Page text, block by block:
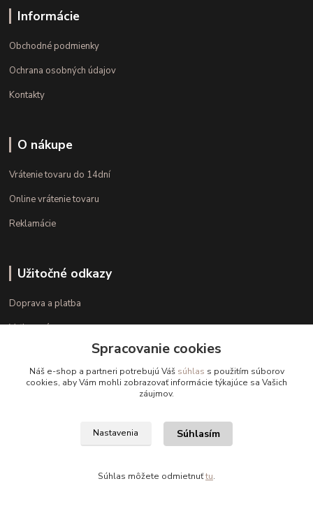
Informácie
Obchodné podmienky
Ochrana osobných údajov
Kontakty
O nákupe
Vrátenie tovaru do 14dní
Online vrátenie tovaru
Reklamácie
Užitočné odkazy
Doprava a platba
Veľkostné parametre
+421 948 126 423
(Po.-Pi. 10.00 - 15.00)
info@kvalitnaBielizen.sk
Spracovanie cookies
Náš e-shop a partneri potrebujú Váš súhlas s použitím súborov
cookies, aby Vám mohli zobrazovať informácie týkajúce sa Vašich
záujmov.
Nastavenia Súhlasím
Súhlas môžete odmietnuťtu.